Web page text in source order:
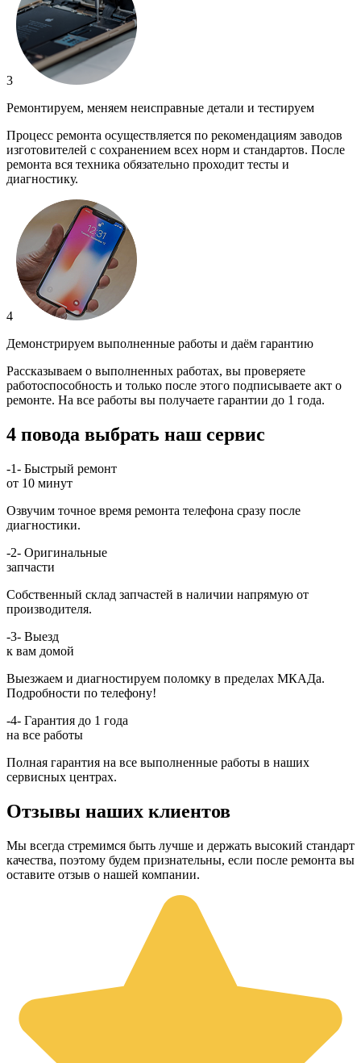
3
Ремонтируем, меняем неисправные детали и тестируем
Процесс ремонта осуществляется по рекомендациям заводов
изготовителей с сохранением всех норм и стандартов. После
ремонта вся техника обязательно проходит тесты и
диагностику.
4
Демонстрируем выполненные работы и даём гарантию
Рассказываем о выполненных работах, вы проверяете
работоспособность и только после этого подписываете акт о
ремонте. На все работы вы получаете гарантии до 1 года.
4 повода выбрать наш сервис
-1- Быстрый ремонт
от 10 минут
Озвучим точное время ремонта телефона сразу после
диагностики.
-2- Оригинальные
запчасти
Собственный склад запчастей в наличии напрямую от
производителя.
-3- Выезд
к вам домой
Выезжаем и диагностируем поломку в пределах МКАДа.
Подробности по телефону!
-4- Гарантия до 1 года
на все работы
Полная гарантия на все выполненные работы в наших
сервисных центрах.
Отзывы наших клиентов
Мы всегда стремимся быть лучше и держать высокий стандарт
качества, поэтому будем признательны, если после ремонта вы
оставите отзыв о нашей компании.